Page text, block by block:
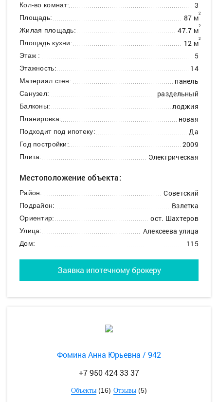
Кол-во комнат: 3
Площадь: 87 м2
Жилая площадь: 47.7 м2
Площадь кухни: 12 м2
Этаж : 5
Этажность: 14
Материал стен: панель
Санузел: раздельный
Балконы: лоджия
Планировка: новая
Подходит под ипотеку: Да
Год постройки: 2009
Плита: Электрическая
Местоположение объекта:
Район: Советский
Подрайон: Взлетка
Ориентир: ост. Шахтеров
Улица: Алексеева улица
Дом: 115
Заявка ипотечному брокеру
Фомина Анна Юрьевна / 942
+7 950 424 33 37
Объекты (16) Отзывы (5)